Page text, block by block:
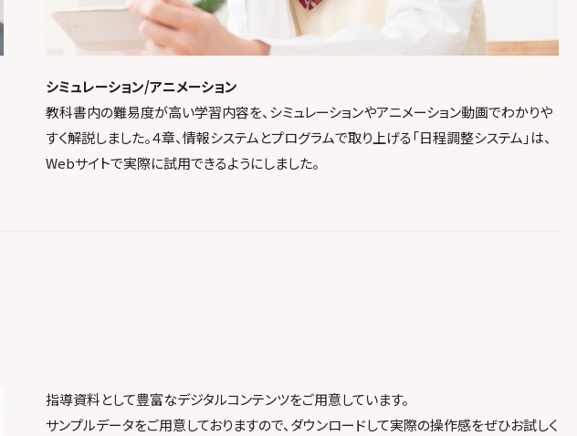
シミュレーション/アニメーション
教科書内の難易度が高い学習内容を、シミュレーションやアニメーション動画でわかりや
すく解説しました。４章、情報システムとプログラムで取り上げる「日程調整システム」は、
Webサイトで実際に試用できるようにしました。
指導資料として豊富なデジタルコンテンツをご用意しています。
サンプルデータをご用意しておりますので、ダウンロードして実際の操作感をぜひお試しく